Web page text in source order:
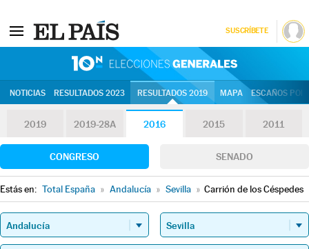
SUSCRÍBETE
NOTICIAS RESULTADOS 2023 RESULTADOS 2019 MAPA ESCAÑOS
2019 2019-28A 2016 2015 2011
CONGRESO SENADO
Estás en: Total España » Andalucía » Sevilla » Carrión de los Céspedes